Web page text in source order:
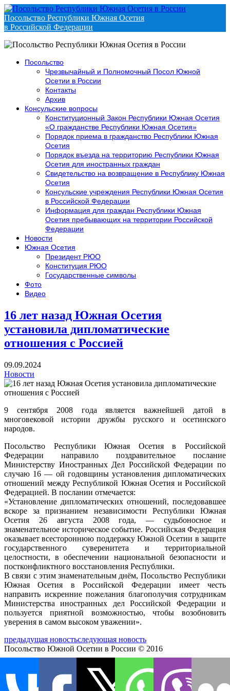
Посольство Республики Южная Осетия
в Российской Федерации
Посольство
Чрезвычайный и Полномочный Посол Южной
Осетии в России
Контакты
Архив
Консульские вопросы
Конституционный Закон Республики Южная Осетия
«О гражданстве Республики Южная Осетия»
Порядок приема в гражданство Республики Южная
Осетия
Порядок въезда на территорию Республики Южная
Осетия для иностранных граждан
Свидетельство на возвращение в Республику Южная
Осетия
Консульские учреждения Республики Южная Осетия
в Российской Федерации
Информация для граждан Республики Южная
Осетия пребывающих на территории Российской
Федерации
Новости
Южная Осетия
Президент РЮО
Конституция РЮО
Государственные символы
Фото
Видео
16 лет назад Южная Осетия
установила дипломатические
отношения с Россией
09.09.2024
Новости
9 сентября 2008 года является важнейшей датой в
многовековой истории дружбы русского и осетинского
народов.
Посольство Республики Южная Осетия в Российской
Федерации направило поздравительное послание
Министерству Иностранных Дел Российской Федерации по
случаю 16 — ой годовщины установления дипломатических
отношений между Республикой Южная Осетия и Российской
Федерацией. В послании отмечается:
«Установление дипломатических отношений, последовавшее
вскоре за признанием независимости Республики Южная
Осетия 26 августа 2008 года, — судьбоносное и
знаменательное историческое событие. Российская Федерация
оказывает всестороннюю поддержку Южной Осетии в защите
государственного суверенитета и территориальной
целостности, в обеспечении национальной безопасности и
постконфликтного восстановления Республики.
В связи с этим знаменательным днём, Посольство Республики
Южная Осетия в Российской Федерации имеет честь
направить искренние пожелания благополучия сотрудникам
Министерства иностранных дел Российской Федерации и
пользуется приятной возможностью, чтобы возобновить
уверения в самом высоком уважении».
предыдущая новостьследующая новость
Посольство Южной Осетии в России © 2016